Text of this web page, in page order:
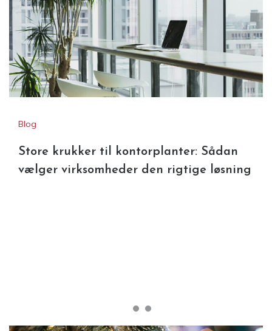
Blog
Store krukker til kontorplanter: Sådan
vælger virksomheder den rigtige løsning